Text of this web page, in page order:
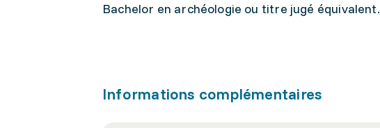
Bachelor en archéologie ou titre jugé équivalent.
Informations complémentaires